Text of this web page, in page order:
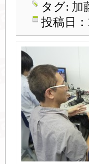
タグ: 加
投稿日